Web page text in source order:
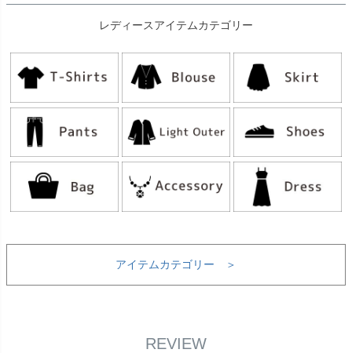
レディースアイテムカテゴリー
アイテムカテゴリー ＞
REVIEW